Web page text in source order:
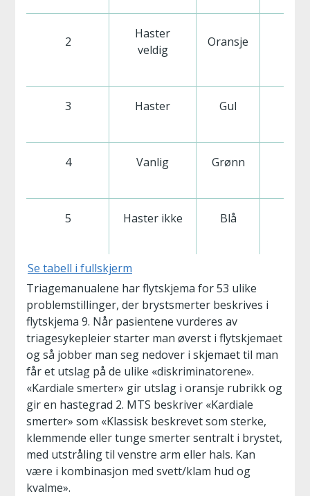
2
Haster
veldig
Oransje
3 Haster Gul
4 Vanlig Grønn
5 Haster ikke Blå
Se tabell i fullskjerm
Triagemanualene har flytskjema for 53 ulike
problemstillinger, der brystsmerter beskrives i
flytskjema 9. Når pasientene vurderes av
triagesykepleier starter man øverst i flytskjemaet
og så jobber man seg nedover i skjemaet til man
får et utslag på de ulike «diskriminatorene».
«Kardiale smerter» gir utslag i oransje rubrikk og
gir en hastegrad 2. MTS beskriver «Kardiale
smerter» som «Klassisk beskrevet som sterke,
klemmende eller tunge smerter sentralt i brystet,
med utstråling til venstre arm eller hals. Kan
være i kombinasjon med svett/klam hud og
kvalme».